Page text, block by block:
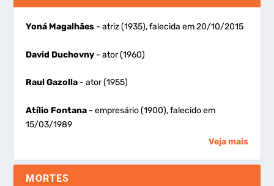
Yoná Magalhães - atriz (1935), falecida em 20/10/2015
David Duchovny - ator (1960)
Raul Gazolla - ator (1955)
Atílio Fontana - empresário (1900), falecido em
15/03/1989
Veja mais
MORTES